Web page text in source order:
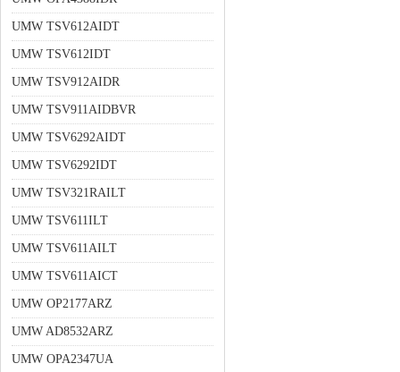
UMW TSV612AIDT
UMW TSV612IDT
UMW TSV912AIDR
UMW TSV911AIDBVR
UMW TSV6292AIDT
UMW TSV6292IDT
UMW TSV321RAILT
UMW TSV611ILT
UMW TSV611AILT
UMW TSV611AICT
UMW OP2177ARZ
UMW AD8532ARZ
UMW OPA2347UA